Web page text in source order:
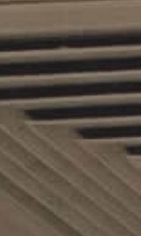
tous